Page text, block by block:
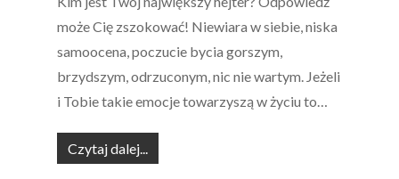
może Cię zszokować! Niewiara w siebie, niska
samoocena, poczucie bycia gorszym,
brzydszym, odrzuconym, nic nie wartym. Jeżeli
i Tobie takie emocje towarzyszą w życiu to…
Czytaj dalej...